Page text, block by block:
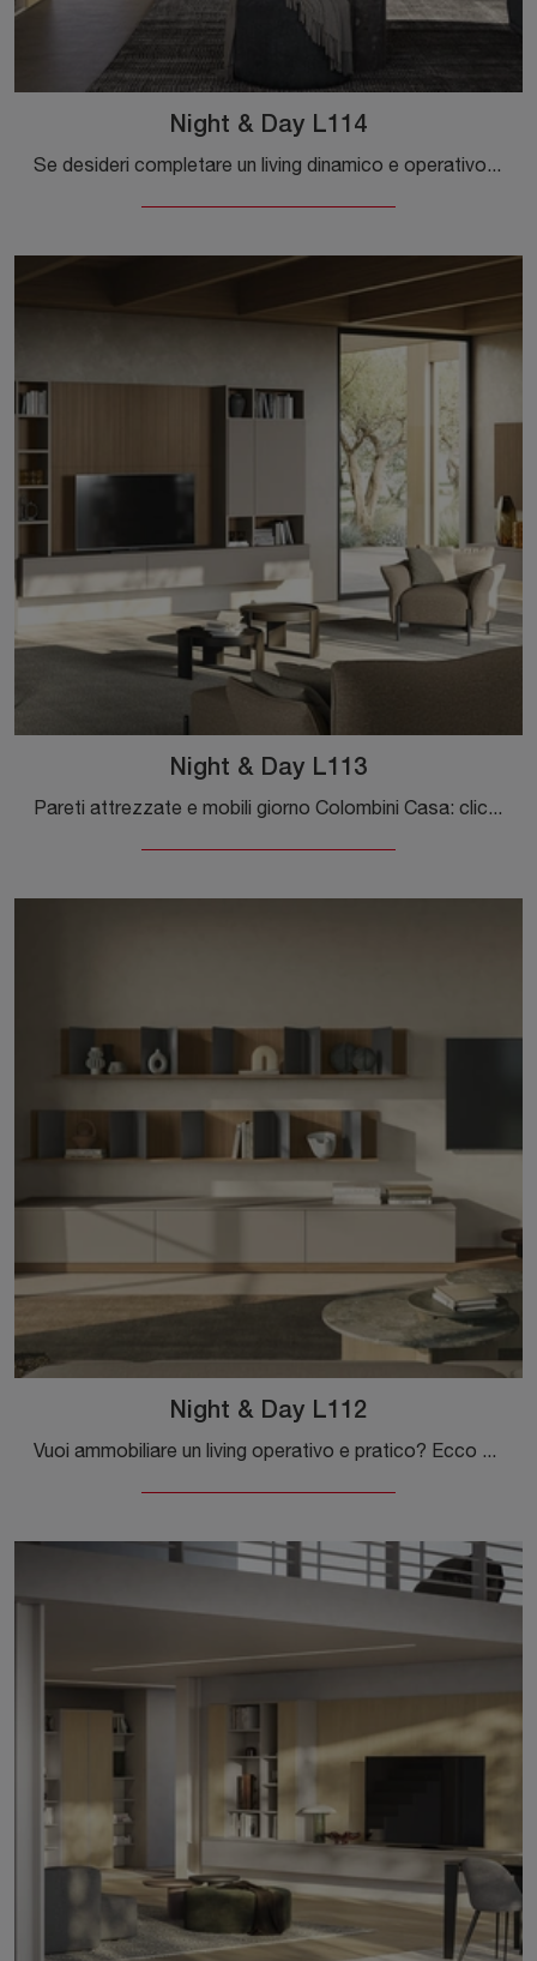
Night & Day L114
Se desideri completare un living dinamico e operativo dalle linee moderne, ti presentiamo la parete attrezzata Night & Day L114 Colombini Casa.
Night & Day L113
Pareti attrezzate e mobili giorno Colombini Casa: clicca e scopri il modello Night & Day L113 e potrai arricchire stanze moderne di ogni genere.
Night & Day L112
Vuoi ammobiliare un living operativo e pratico? Ecco a te la parete attrezzata Night & Day L112 Colombini Casa dalle linee decise moderne.